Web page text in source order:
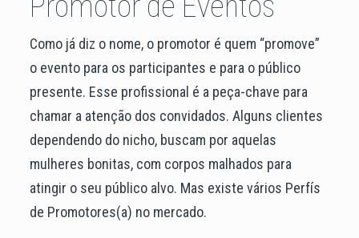
Como já diz o nome, o promotor é quem “promove”
o evento para os participantes e para o público
presente. Esse profissional é a peça-chave para
chamar a atenção dos convidados. Alguns clientes
dependendo do nicho, buscam por aquelas
mulheres bonitas, com corpos malhados para
atingir o seu público alvo. Mas existe vários Perfís
de Promotores(a) no mercado.